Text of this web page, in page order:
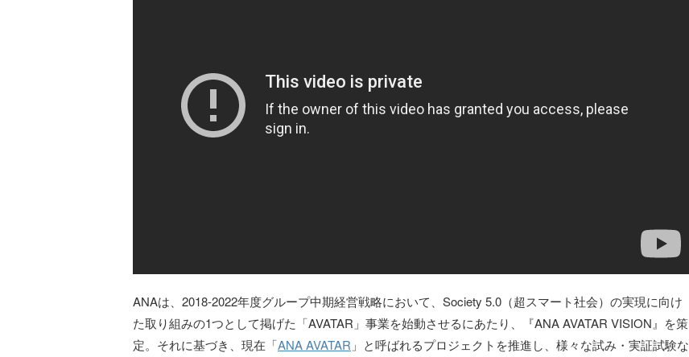
ANAは、2018-2022年度グループ中期経営戦略において、Society 5.0（超スマート社会）の実現に向け
た取り組みの1つとして掲げた「AVATAR」事業を始動させるにあたり、『ANA AVATAR VISION』を策
定。それに基づき、現在「ANA AVATAR 」と呼ばれるプロジェクトを推進し、様々な試み・実証試験な